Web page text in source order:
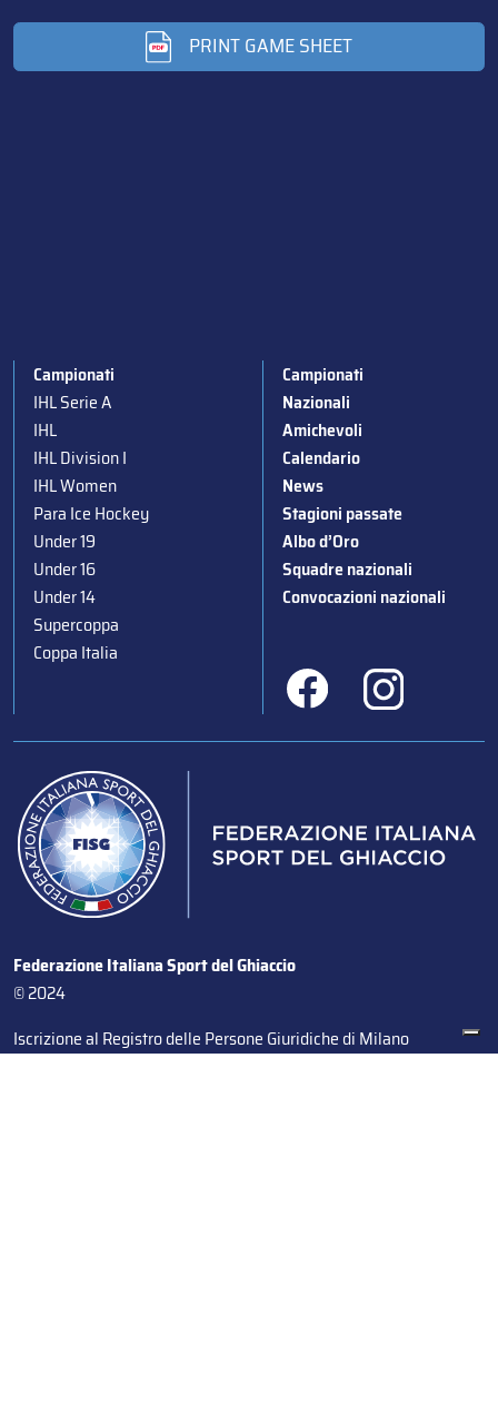
PRINT GAME SHEET
Campionati
IHL Serie A
IHL
IHL Division I
IHL Women
Para Ice Hockey
Under 19
Under 16
Under 14
Supercoppa
Coppa Italia
Campionati
Nazionali
Amichevoli
Calendario
News
Stagioni passate
Albo d’Oro
Squadre nazionali
Convocazioni nazionali
Federazione Italiana Sport del Ghiaccio
© 2024
Iscrizione al Registro delle Persone Giuridiche di Milano